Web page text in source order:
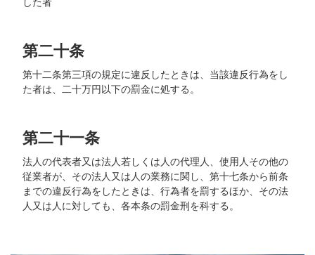
第二十条
第十二条第三項の規定に違反したときは、当該違反行為をし
た者は、二十万円以下の罰金に処する。
第二十一条
法人の代表者又は法人若しくは人の代理人、使用人その他の
従業者が、その法人又は人の業務に関し、第十七条から前条
までの違反行為をしたときは、行為者を罰するほか、その法
人又は人に対しても、各本条の罰金刑を科する。